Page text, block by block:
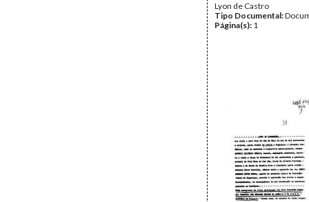
Lyon de Castro
Tipo Documental:
Página(s): 1